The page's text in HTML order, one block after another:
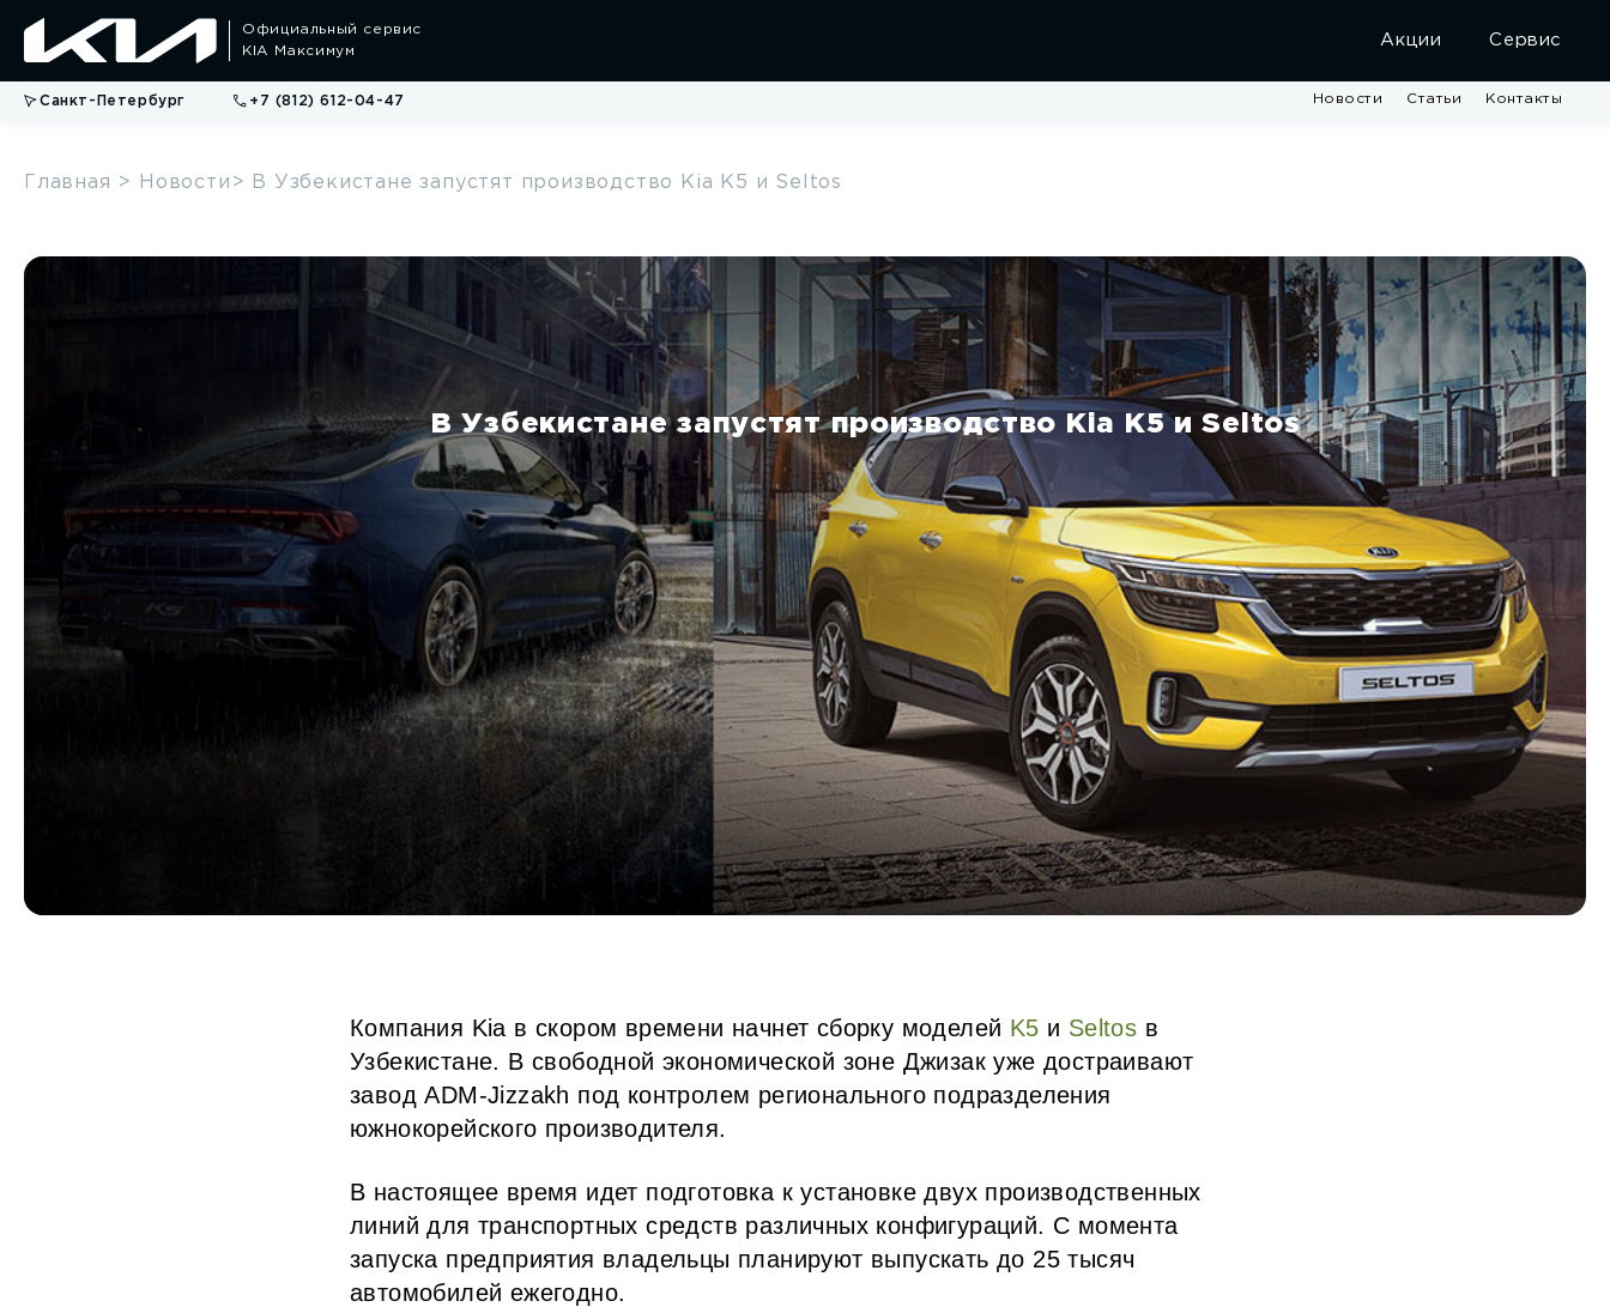
Официальный сервис
KIA Максимум
Акции Сервис
Обзор модели
KX 1
от 1 989 000 руб.
Обзор модели
Sportage ACE
от 2 780 000 руб.
Обзор модели
Санкт-Петербург +7 (812) 612-04-47 Новости Статьи Контакты
Главная > Новости > В Узбекистане запустят производство Kia K5 и Seltos
В Узбекистане запустят производство Kia K5 и Seltos
Компания Kia в скором времени начнет сборку моделей K5 и Seltos в
Узбекистане. В свободной экономической зоне Джизак уже достраивают
завод ADM-Jizzakh под контролем регионального подразделения
южнокорейского производителя.
В настоящее время идет подготовка к установке двух производственных
линий для транспортных средств различных конфигураций. С момента
запуска предприятия владельцы планируют выпускать до 25 тысяч
автомобилей ежегодно.